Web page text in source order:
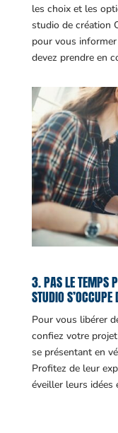
les choix et les
studio de création
pour vous
devez prendre en
3. PAS LE TEMPS
STUDIO S’OCCUPE
Pour vous libérer
confiez votre
se présentant en
Profitez de leur
éveiller leurs